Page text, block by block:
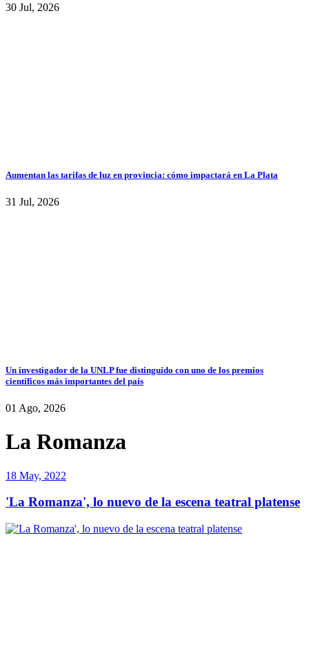
30 Jul, 2026
Aumentan las tarifas de luz en provincia: cómo impactará en La Plata
31 Jul, 2026
Un investigador de la UNLP fue distinguido con uno de los premios
científicos más importantes del país
01 Ago, 2026
La Romanza
18 May, 2022
'La Romanza', lo nuevo de la escena teatral platense